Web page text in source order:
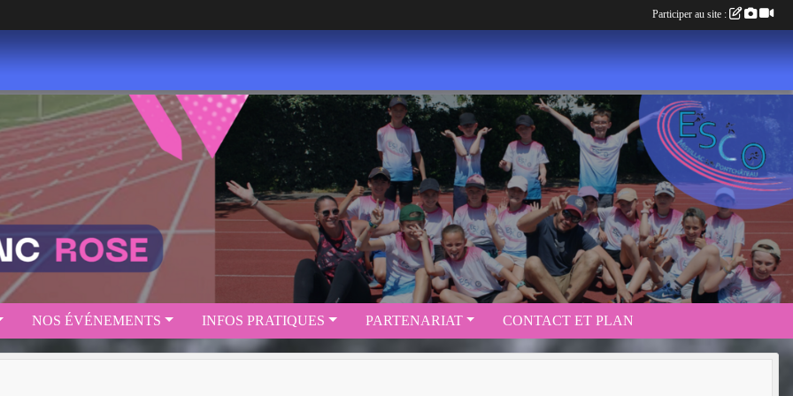
NOS ÉVÉNEMENTS INFOS PRATIQUES PARTENARIAT CONTACT ET PLAN
Participer au site :